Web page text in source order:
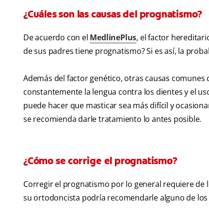
¿Cuáles son las causas del prognatismo?
De acuerdo con el MedlinePlus, el factor
de sus padres tiene prognatismo? Si es así, la
Además del factor genético, otras causas
constantemente la lengua contra los dientes y el
puede hacer que masticar sea más difícil y
se recomienda darle tratamiento lo antes posible.
¿Cómo se corrige el prognatismo?
Corregir el prognatismo por lo general requiere de
su ortodoncista podría recomendarle alguno de